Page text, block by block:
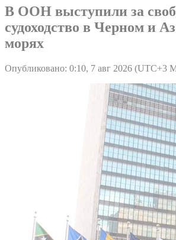
В ООН выступили за
судоходство в Черном и
морях
Опубликовано: 0:10, 7 авг 2026 (UTC+3